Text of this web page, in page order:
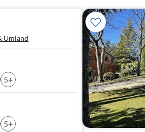
Umland
5+
5+